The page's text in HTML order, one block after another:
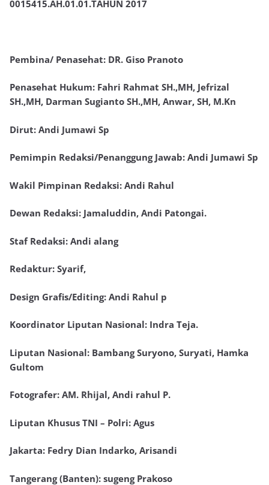
0015415.AH.01.01.TAHUN 2017
Pembina/ Penasehat: DR. Giso Pranoto
Penasehat Hukum: Fahri Rahmat SH.,MH, Jefrizal
SH.,MH, Darman Sugianto SH.,MH, Anwar, SH, M.Kn
Dirut: Andi Jumawi Sp
Pemimpin Redaksi/Penanggung Jawab: Andi Jumawi Sp
Wakil Pimpinan Redaksi: Andi Rahul
Dewan Redaksi: Jamaluddin, Andi Patongai.
Staf Redaksi: Andi alang
Redaktur: Syarif,
Design Grafis/Editing: Andi Rahul p
Koordinator Liputan Nasional: Indra Teja.
Liputan Nasional: Bambang Suryono, Suryati, Hamka
Gultom
Fotografer: AM. Rhijal, Andi rahul P.
Liputan Khusus TNI – Polri: Agus
Jakarta: Fedry Dian Indarko, Arisandi
Tangerang (Banten): sugeng Prakoso